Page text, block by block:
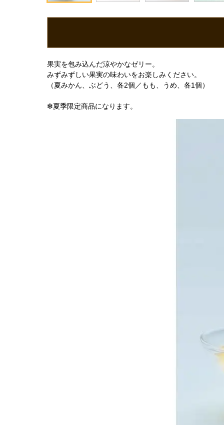
果実を包み込んだ涼やかなゼリー。
みずみずしい果実の味わいをお楽しみください。
（夏みかん、ぶどう、各2個／もも、うめ、各1個）
❇︎夏季限定商品になります。